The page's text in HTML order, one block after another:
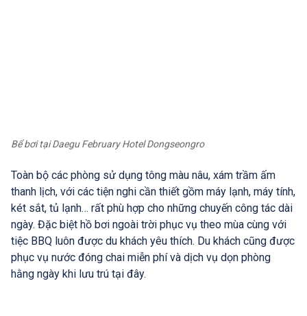
Bể bơi tại Daegu February Hotel Dongseongro
Toàn bộ các phòng sử dụng tông màu nâu, xám trầm ấm
thanh lịch, với các tiện nghi cần thiết gồm máy lạnh, máy tính,
két sắt, tủ lạnh… rất phù hợp cho những chuyến công tác dài
ngày. Đặc biệt hồ bơi ngoài trời phục vụ theo mùa cùng với
tiệc BBQ luôn được du khách yêu thích. Du khách cũng được
phục vụ nước đóng chai miễn phí và dịch vụ dọn phòng
hằng ngày khi lưu trú tại đây.